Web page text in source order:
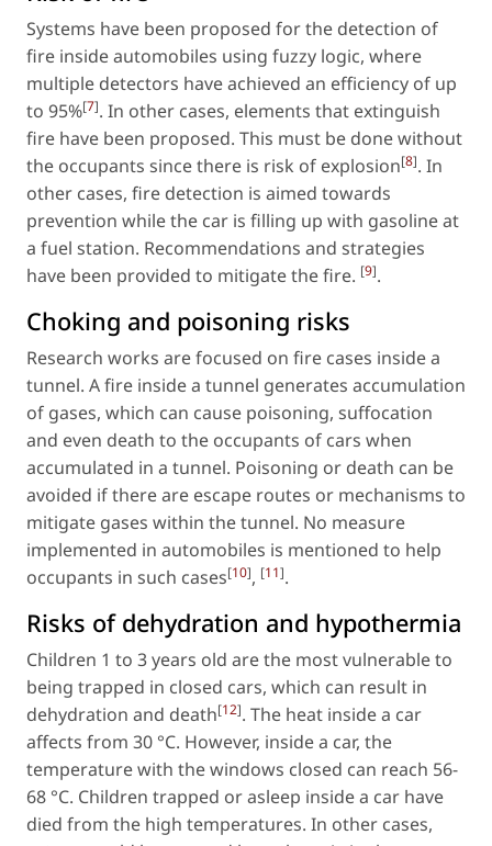
Systems have been proposed for the detection of
fire inside automobiles using fuzzy logic, where
multiple detectors have achieved an efficiency of up
to 95%[7]. In other cases, elements that extinguish
fire have been proposed. This must be done without
the occupants since there is risk of explosion[8]. In
other cases, fire detection is aimed towards
prevention while the car is filling up with gasoline at
a fuel station. Recommendations and strategies
have been provided to mitigate the fire. [9].
Choking and poisoning risks
Research works are focused on fire cases inside a
tunnel. A fire inside a tunnel generates accumulation
of gases, which can cause poisoning, suffocation
and even death to the occupants of cars when
accumulated in a tunnel. Poisoning or death can be
avoided if there are escape routes or mechanisms to
mitigate gases within the tunnel. No measure
implemented in automobiles is mentioned to help
occupants in such cases[10], [11].
Risks of dehydration and hypothermia
Children 1 to 3 years old are the most vulnerable to
being trapped in closed cars, which can result in
dehydration and death[12]. The heat inside a car
affects from 30 °C. However, inside a car, the
temperature with the windows closed can reach 56-
68 °C. Children trapped or asleep inside a car have
died from the high temperatures. In other cases,